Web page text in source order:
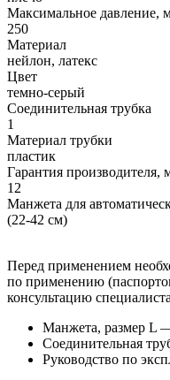
Максимальное давление,
250
Материал
нейлон, латекс
Цвет
темно-серый
Соединительная трубка
1
Материал трубки
пластик
Гарантия производителя,
12
Манжета для
(22-42 см)
Перед применением
по применению
консультацию специалиста
Манжета, размер L
Соединительная
Руководство по